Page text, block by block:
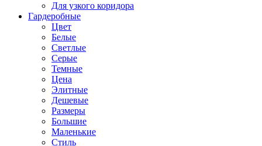
Для узкого коридора
Гардеробные
Цвет
Белые
Светлые
Серые
Темные
Цена
Элитные
Дешевые
Размеры
Большие
Маленькие
Стиль